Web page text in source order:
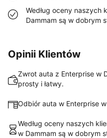
Według oceny naszych
Dammam są w dobrym
Opinii Klientów
Zwrot auta z Enterprise w
prosty i łatwy.
Odbiór auta w Enterprise
Według oceny naszych
w Dammam są w dobrym